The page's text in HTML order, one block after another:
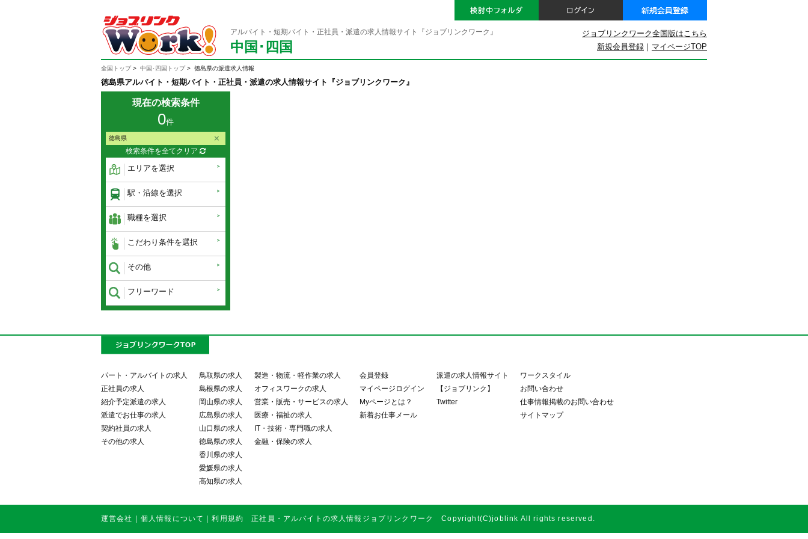
アルバイト・短期バイト・正社員・派遣の求人情報サイト『ジョブリンクワーク』
中国･四国
ジョブリンクワーク全国版はこちら
マイページTOP
新規会員登録 ｜
全国トップ 中国･四国トップ 徳島県の派遣求人情報
徳島県アルバイト・短期バイト・正社員・派遣の求人情報サイト『ジョブリンクワーク』
現在の検索条件
0件
徳島県
検索条件を全てクリア
エリアを選択
駅・沿線を選択
職種を選択
こだわり条件を選択
その他
フリーワード
パート・アルバイトの求人
正社員の求人
紹介予定派遣の求人
派遣でお仕事の求人
契約社員の求人
その他の求人
鳥取県の求人
島根県の求人
岡山県の求人
広島県の求人
山口県の求人
徳島県の求人
香川県の求人
愛媛県の求人
高知県の求人
製造・物流・軽作業の求人
オフィスワークの求人
営業・販売・サービスの求人
医療・福祉の求人
IT・技術・専門職の求人
金融・保険の求人
会員登録
マイページログイン
Myページとは？
新着お仕事メール
派遣の求人情報サイト
【ジョブリンク】
Twitter
ワークスタイル
お問い合わせ
仕事情報掲載のお問い合わせ
サイトマップ
運営会社 ｜ 個人情報について ｜利用規約 正社員・アルバイトの求人情報ジョブリンクワーク Copyright(C)joblink All rights reserved.